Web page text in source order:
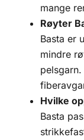
mange
Røyter
Basta er
mindre
Hvilke
Basta